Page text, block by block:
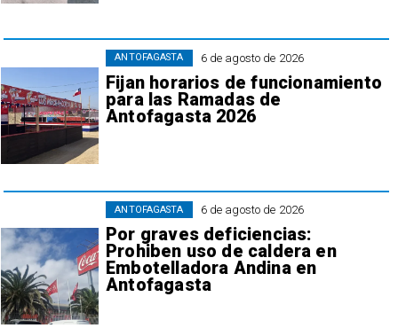
6 de agosto de 2026
Fijan horarios de funcionamiento
para las Ramadas de
Antofagasta 2026
ANTOFAGASTA
6 de agosto de 2026
Por graves deficiencias:
Prohiben uso de caldera en
Embotelladora Andina en
Antofagasta
ANTOFAGASTA